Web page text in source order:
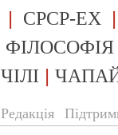
| СРСР-EX
ФІЛОСОФІЯ
ЧІЛІ |
Редакція